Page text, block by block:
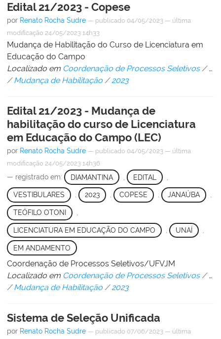
Edital 21/2023 - Copese
por Renato Rocha Sudre — publicado 04/05/2023 — última
modificação 24/05/2023 14h33
Mudança de Habilitação do Curso de Licenciatura em
Educação do Campo
Localizado em Coordenação de Processos Seletivos /…
/Mudança de Habilitação /2023
Edital 21/2023 - Mudança de
habilitação do curso de Licenciatura
em Educação do Campo (LEC)
por Renato Rocha Sudre — publicado 04/05/2023 — última
modificação 24/05/2023 14h36
— registrado em: DIAMANTINA EDITAL
VESTIBULARES , 2023 , COPESE , JANAÚBA ,
TEÓFILO OTONI
LICENCIATURA EM EDUCAÇÃO DO CAMPO UNAÍ
EM ANDAMENTO
Coordenação de Processos Seletivos/UFVJM
Localizado em Coordenação de Processos Seletivos /…
/Mudança de Habilitação /2023
Sistema de Seleção Unificada
por Renato Rocha Sudre — publicado 07/06/2023 — última